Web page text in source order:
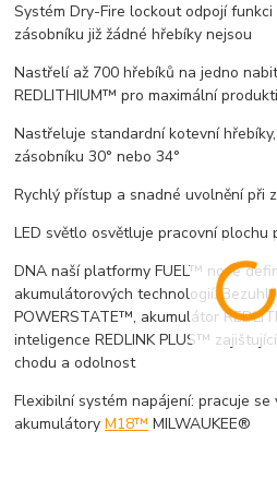
Systém Dry-Fire lockout odpojí
zásobníku již žádné hřebíky nejsou
Nastřelí až 700 hřebíků na jedno
REDLITHIUM™ pro maximální
Nastřeluje standardní kotevní
zásobníku 30° nebo 34°
Rychlý přístup a snadné uvolnění při
LED světlo osvětluje pracovní plochu
DNA naší platformy FUEL™ nove
akumulátorových technologií.
POWERSTATE™, akumulátor
inteligence REDLINK PLUS™
chodu a odolnost
Flexibilní systém napájení: pracuje se
akumulátoryM18™ MILWAUKEE®